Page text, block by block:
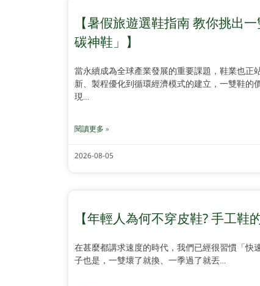
【暑假旅遊選鞋指南 教你挑出
碳神鞋」】
當永續成為全球產業發展的重要課題，鞋業也正
新、製程優化到循環經濟模式的建立，一雙鞋的
現…
閱讀更多 »
2026-08-05
【年輕人為何不穿皮鞋? 手工鞋
在甚麼都講求速度的時代，我們已經很習慣「快
子也是，一雙壞了就換、一季過了就丟…